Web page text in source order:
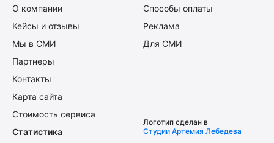
О компании
Кейсы и отзывы
Мы в СМИ
Партнеры
Контакты
Карта сайта
Стоимость сервиса
Способы оплаты
Реклама
Для СМИ
Статистика
Логотип сделан в
Студии Артемия Лебедева